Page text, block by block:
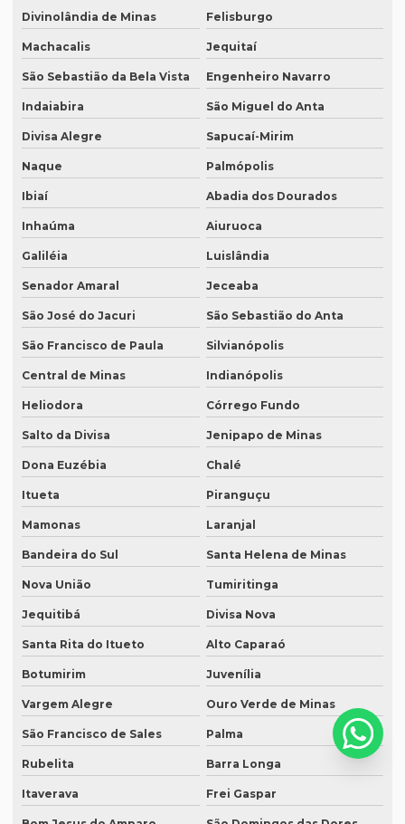
Serviço de revisão gramatical profissional
Serviço de revisão de manuscritos literários
Serviço de revisão ortográfica
Serviço de revisão de teses e dissertações
Serviço de revisão de textos em alemão
Serviço de revisão de textos em coreano
Serviço de revisão de textos em japonês
Serviço de revisão de textos jurídicos
Serviço de revisão de textos em mandarim
Serviço de tradução
Serviço tradução alemão
Serviço de tradução de artigos cientificos
Serviço de tradução de áudio
Serviço de tradução campinas
Serviço de tradução certificada
Serviço de tradução de documentos
Serviço de tradução para espanhol
Serviço de tradução para eventos
Serviço tradução inglês
Serviço de tradução de inglês para português
Serviço de tradução e interpretação
Serviço de tradução juramentada
Serviço de tradução jurídica
Divinolândia de Minas Felisburgo
Machacalis Jequitaí
São Sebastião da Bela Vista Engenheiro Navarro
Indaiabira São Miguel do Anta
Divisa Alegre Sapucaí-Mirim
Naque Palmópolis
Ibiaí Abadia dos Dourados
Inhaúma Aiuruoca
Galiléia Luislândia
Senador Amaral Jeceaba
São José do Jacuri São Sebastião do Anta
São Francisco de Paula Silvianópolis
Central de Minas Indianópolis
Heliodora Córrego Fundo
Salto da Divisa Jenipapo de Minas
Dona Euzébia Chalé
Itueta Piranguçu
Mamonas Laranjal
Bandeira do Sul Santa Helena de Minas
Nova União Tumiritinga
Jequitibá Divisa Nova
Santa Rita do Itueto Alto Caparaó
Botumirim Juvenília
Vargem Alegre Ouro Verde de Minas
São Francisco de Sales Palma
Rubelita Barra Longa
Itaverava Frei Gaspar